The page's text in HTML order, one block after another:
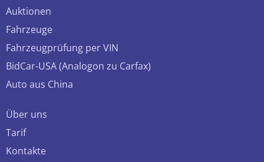
Auktionen
Fahrzeuge
Fahrzeugprüfung per VIN
BidCar-USA (Analogon zu Carfax)
Auto aus China
Über uns
Tarif
Kontakte